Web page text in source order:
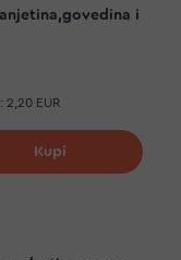
i
2,20 EUR
na listu želja
Kupi